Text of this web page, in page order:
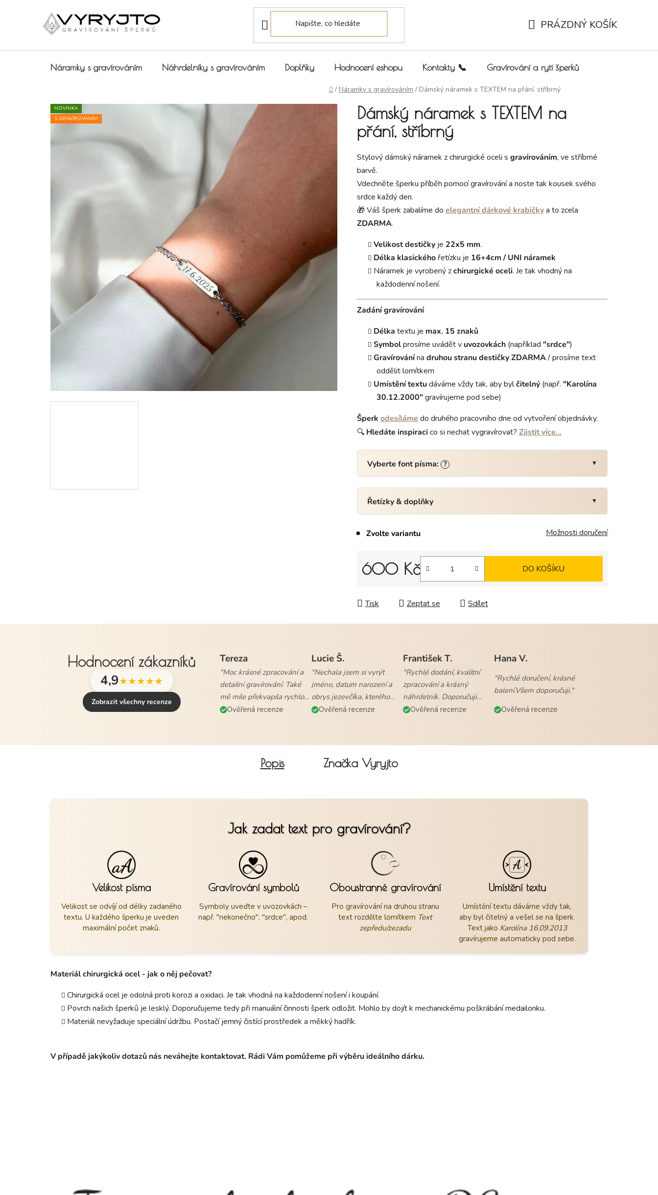
PRÁZDNÝ KOŠÍK
Náramky s gravírováním Náhrdelníky s gravírováním Doplňky Hodnocení eshopu Kontakty 📞 Gravírování a rytí šperků
Domů
/ Náramky s gravírováním / Dámský náramek s TEXTEM na přání, stříbrný
Dámský náramek s TEXTEM na
přání, stříbrný
Stylový dámský náramek z chirurgické oceli s gravírováním, ve stříbrné
barvě.
Vdechněte šperku příběh pomocí gravírování a noste tak kousek svého
srdce každý den.
🎁 Váš šperk zabalíme do elegantní dárkové krabičkya to zcela
ZDARMA.
Velikost destičkyje 22x5 mm.
Délka klasickéhořetízku je 16+4cm / UNI náramek
Náramek je vyrobený zchirurgické oceli. Je tak vhodný na
každodenní nošení.
Zadání gravírování
Délka textu je max. 15 znaků
Symbolprosíme uvádět v uvozovkách (například "srdce")
Gravírovánína druhou stranu destičkyZDARMA/ prosíme text
oddělit lomítkem
Umístění textudáváme vždy tak, aby bylčitelný (např. "Karolína
30.12.2000"gravírujeme pod sebe)
Šperk odesíláme do druhého pracovního dne od vytvoření objednávky.
🔍 Hledáte inspiracico si nechat vygravírovat? Zjistit více…
Vyberte font písma: ?
Řetízky & doplňky
Zvolte variantu Možnosti doručení
600 Kč DO KOŠÍKU
Tisk Zeptat se Sdílet
NOVINKA
S GRAVÍROVÁNÍM
Hodnocení zákazníků
4,9★★★★★
Zobrazit všechny recenze
Tereza
"Moc krásné zpracování a
detailní gravírování. Také
mě mile překvapila rychlost
vyřízení objednávky a
Ověřená recenze
Lucie Š.
"Nechala jsem si vyrýt
jméno, datum narození a
obrys jezevčíka, kterého
mám. Naprostá
Ověřená recenze
František T.
"Rychlé dodání, kvalitní
zpracování a krásný
náhrdelník. Doporučuji
všem."
Ověřená recenze
Hana V.
"Rychlé doručení, krásné
balení.Všem doporučuji."
Ověřená recenze
Popis ZnačkaVyryjto
Jak zadat text pro gravírování?
Velikost písma
Velikost se odvíjí od délky zadaného
textu. U každého šperku je uveden
maximální počet znaků.
Gravírování symbolů
Symboly uveďte v uvozovkách –
např. "nekonečno", "srdce", apod.
Oboustranné gravírování
Pro gravírování na druhou stranu
text rozdělte lomítkem Text
zepředu/zezadu
Umístění textu
Umístění textu dáváme vždy tak,
aby byl čitelný a vešel se na šperk.
Text jako Karolína 16.09.2013
gravírujeme automaticky pod sebe.
Materiál chirurgická ocel - jak o něj pečovat?
Chirurgická ocel je odolná proti korozi a oxidaci. Je tak vhodná na každodenní nošení i koupání.
Povrch našich šperků je lesklý. Doporučujeme tedy při manuální činnosti šperk odložit. Mohlo by dojít k mechanickému poškrábání medailonku.
Materiál nevyžaduje speciální údržbu. Postačí jemný čistící prostředek a měkký hadřík.
V případě jakýkoliv dotazů nás neváhejte kontaktovat. Rádi Vám pomůžeme při výběru ideálního dárku.